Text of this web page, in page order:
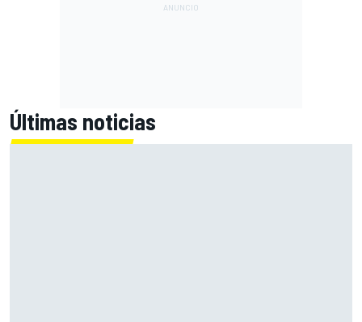
Últimas noticias